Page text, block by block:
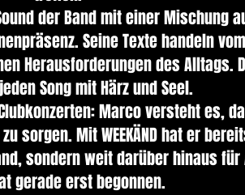
der Band mit einer
Seine Texte handeln
Herausforderungen des
Song mit Härz und Seel.
Marco versteht es,
sorgen. Mit WEEKÄND hat er
sondern weit darüber hinaus für
gerade erst begonnen.